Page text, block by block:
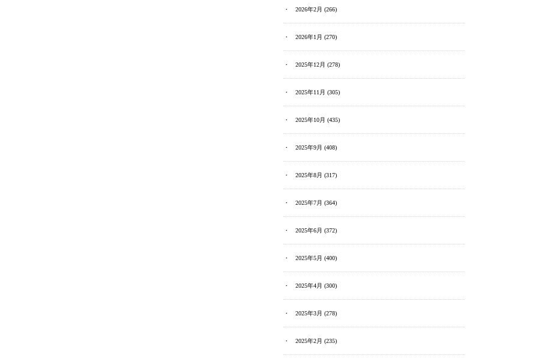
2026年2月 (266)
2026年1月 (270)
2025年12月 (278)
2025年11月 (305)
2025年10月 (435)
2025年9月 (408)
2025年8月 (317)
2025年7月 (364)
2025年6月 (372)
2025年5月 (400)
2025年4月 (300)
2025年3月 (278)
2025年2月 (235)